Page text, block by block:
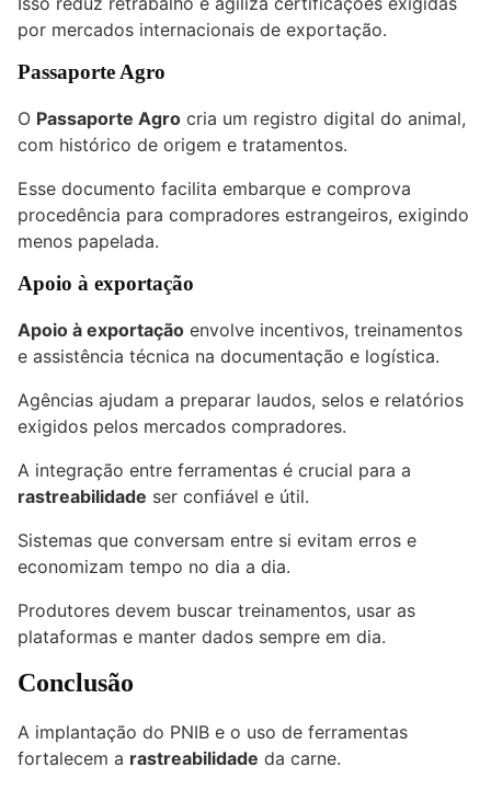
por mercados internacionais de exportação.
Passaporte Agro
O Passaporte Agro cria um registro digital do animal,
com histórico de origem e tratamentos.
Esse documento facilita embarque e comprova
procedência para compradores estrangeiros, exigindo
menos papelada.
Apoio à exportação
Apoio à exportação envolve incentivos, treinamentos
e assistência técnica na documentação e logística.
Agências ajudam a preparar laudos, selos e relatórios
exigidos pelos mercados compradores.
A integração entre ferramentas é crucial para a
rastreabilidade ser confiável e útil.
Sistemas que conversam entre si evitam erros e
economizam tempo no dia a dia.
Produtores devem buscar treinamentos, usar as
plataformas e manter dados sempre em dia.
Conclusão
A implantação do PNIB e o uso de ferramentas
fortalecem a rastreabilidade da carne.